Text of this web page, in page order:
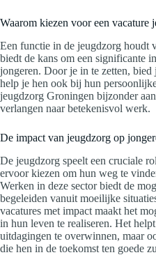
Waarom kiezen voor een vacature
Een functie in de jeugdzorg houdt
biedt de kans om een significante
jongeren. Door je in te zetten, bied
help je hen ook bij hun
jeugdzorg Groningen bijzonder
verlangen naar betekenisvol werk.
De impact van jeugdzorg op
De jeugdzorg speelt een cruciale
ervoor kiezen om hun weg te
Werken in deze sector biedt de
begeleiden vanuit moeilijke
vacatures met impact maakt het
in hun leven te realiseren. Het
uitdagingen te overwinnen, maar
die hen in de toekomst ten goede